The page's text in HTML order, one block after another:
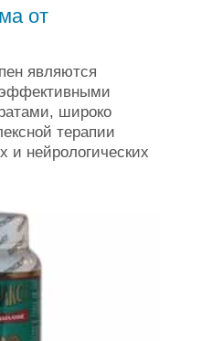
от
являются
широко
терапии
и нейрологических